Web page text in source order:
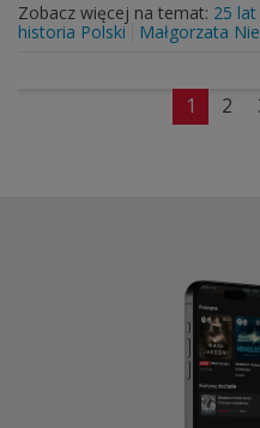
Zobacz więcej na temat: 25 lat
historia Polski
Małgorzata
1 2